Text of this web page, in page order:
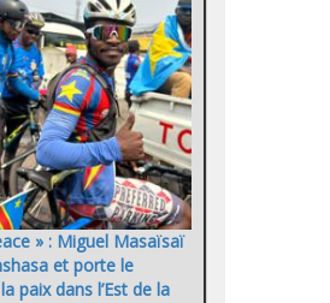
» : Miguel Masaïsaï
et porte le
paix dans l’Est de la